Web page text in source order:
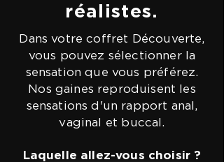
réalistes.
Dans votre coffret Découverte,
vous pouvez sélectionner la
sensation que vous préférez.
Nos gaines reproduisent les
sensations d'un rapport anal,
vaginal et buccal.
Laquelle allez-vous choisir ?